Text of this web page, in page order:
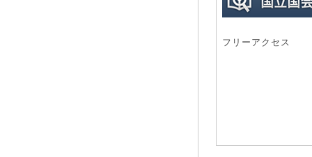
フリーアクセス